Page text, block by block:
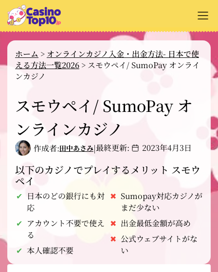
カジノサイトのレビュー
カジノゲーム解説
無料ゲーム
ホーム > オンラインカジノ入金・出金方法- 日本で使
える方法一覧2026 > スモウペイ/ SumoPay オンライ
ンカジノ
スモウペイ/ SumoPay オ
ンラインカジノ
作成者:田中あさみ|最終更新: 2023年4月3日
以下のカジノでプレイするメリット スモウ
ペイ
日本のどの銀行にも対
応
アカウント不要で使え
る
本人確認不要
Sumopay対応カジノが
まだ少ない
出金最低金額が高め
公式ウェブサイトがな
い